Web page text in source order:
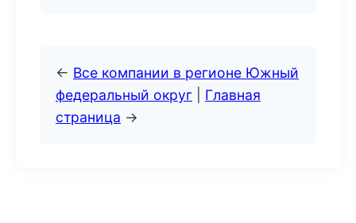
← Все компании в регионе Южный
федеральный округ
Главная
страница →